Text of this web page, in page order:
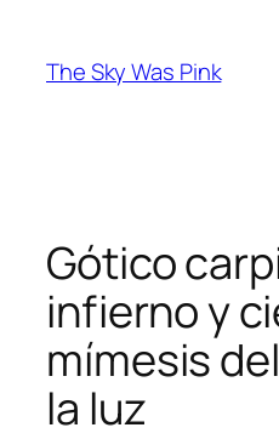
contenido
The Sky Was Pink
Gótico
infierno y
mímesis
la luz